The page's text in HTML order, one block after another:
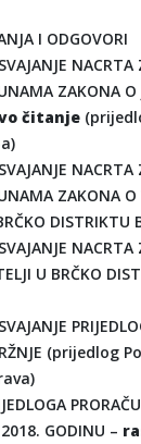
I ODGOVORI
NACRTA
ZAKONA O
čitanje
NACRTA
ZAKONA O
DISTRIKTU
U BRČKO
(prijedlog
GODINU –